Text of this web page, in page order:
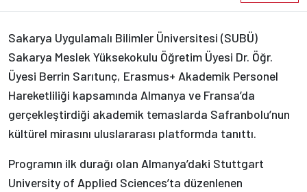
Sakarya Uygulamalı Bilimler Üniversitesi (SUBÜ)
Sakarya Meslek Yüksekokulu Öğretim Üyesi Dr. Öğr.
Üyesi Berrin Sarıtunç, Erasmus+ Akademik Personel
Hareketliliği kapsamında Almanya ve Fransa’da
gerçekleştirdiği akademik temaslarda Safranbolu’nun
kültürel mirasını uluslararası platformda tanıttı.
Programın ilk durağı olan Almanya’daki Stuttgart
University of Applied Sciences’ta düzenlenen